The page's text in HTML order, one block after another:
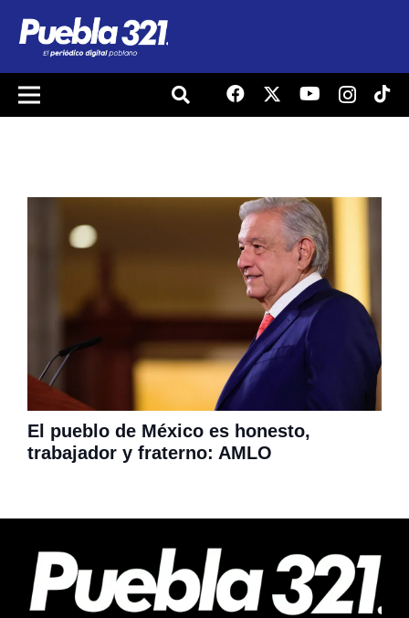
El pueblo de México es honesto,
trabajador y fraterno: AMLO